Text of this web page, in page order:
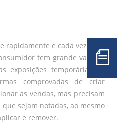
rapidamente e cada vez mais
tem grande valor. A
exposições temporárias de
comprovadas de criar
as vendas, mas precisam
sejam notadas, ao mesmo
e remover.